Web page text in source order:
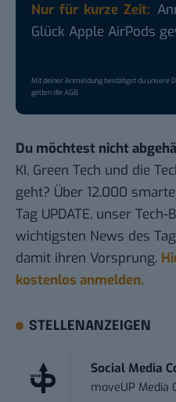
Nur für kurze Zeit:
Glück Apple AirPods
Mit deiner Anmeldung bestätigst du unsere
gelten dieAGB.
Du möchtest nicht
KI, Green Tech und die
geht? Über 12.000
Tag UPDATE, unser
wichtigsten News des
damit ihren Vorsprung.
kostenlos anmelden.
STELLENANZEIGEN
Social Media
moveUP Media